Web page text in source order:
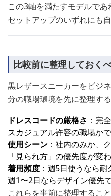
この3軸を満たすモデルであ
セットアップのいずれにも
比較前に整理しておく
黒レザースニーカーをビジ
分の職場環境を先に整理する
ドレスコードの厳格さ ：完
スカジュアル許容の職場か
使用シーン ：社内のみか、
「見られ方」の優先度が変
着用頻度 ：週5日使うなら耐
週1〜2日ならデザイン優先
これらを事前に整理するこ